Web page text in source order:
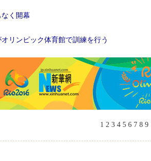
く開幕
リンピック体育館で訓練を行う
1 2 3 4 5 6 7 8 9